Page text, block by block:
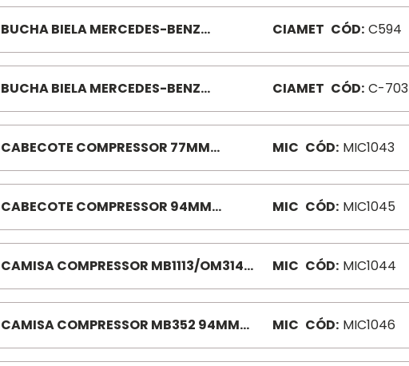
BUCHA BIELA MERCEDES-BENZ
COMPRESSOR 77MM C594
CIAMET CÓD: C594
BUCHA BIELA MERCEDES-BENZ
COMPRESSOR 94MM C703
CIAMET CÓD: C-703
CABECOTE COMPRESSOR 77MM
1113/314 MC1043
MIC CÓD: MIC1043
CABECOTE COMPRESSOR 94MM
352/366 MC1045
MIC CÓD: MIC1045
CAMISA COMPRESSOR MB1113/OM314
77MM M1044
MIC CÓD: MIC1044
CAMISA COMPRESSOR MB352 94MM
P1676 M1046
MIC CÓD: MIC1046